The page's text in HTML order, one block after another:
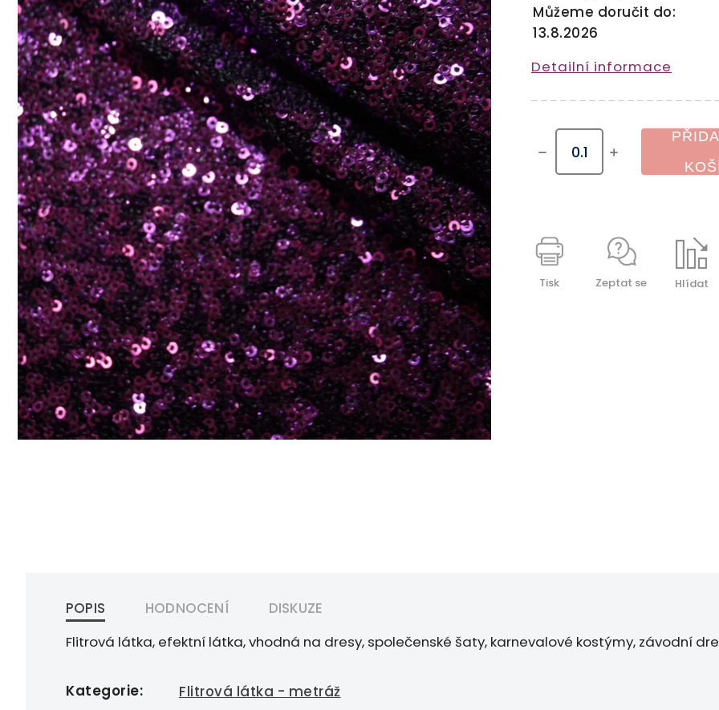
Můžeme doručit do:
13.8.2026
Detailní informace
Tisk Zeptat se Hlídat
POPIS HODNOCENÍ
DISKUZE
Flitrová látka, efektní látka, vhodná na dresy, společenské šaty, karnevalové kostýmy, závodní
Kategorie:
Flitrová látka - metráž